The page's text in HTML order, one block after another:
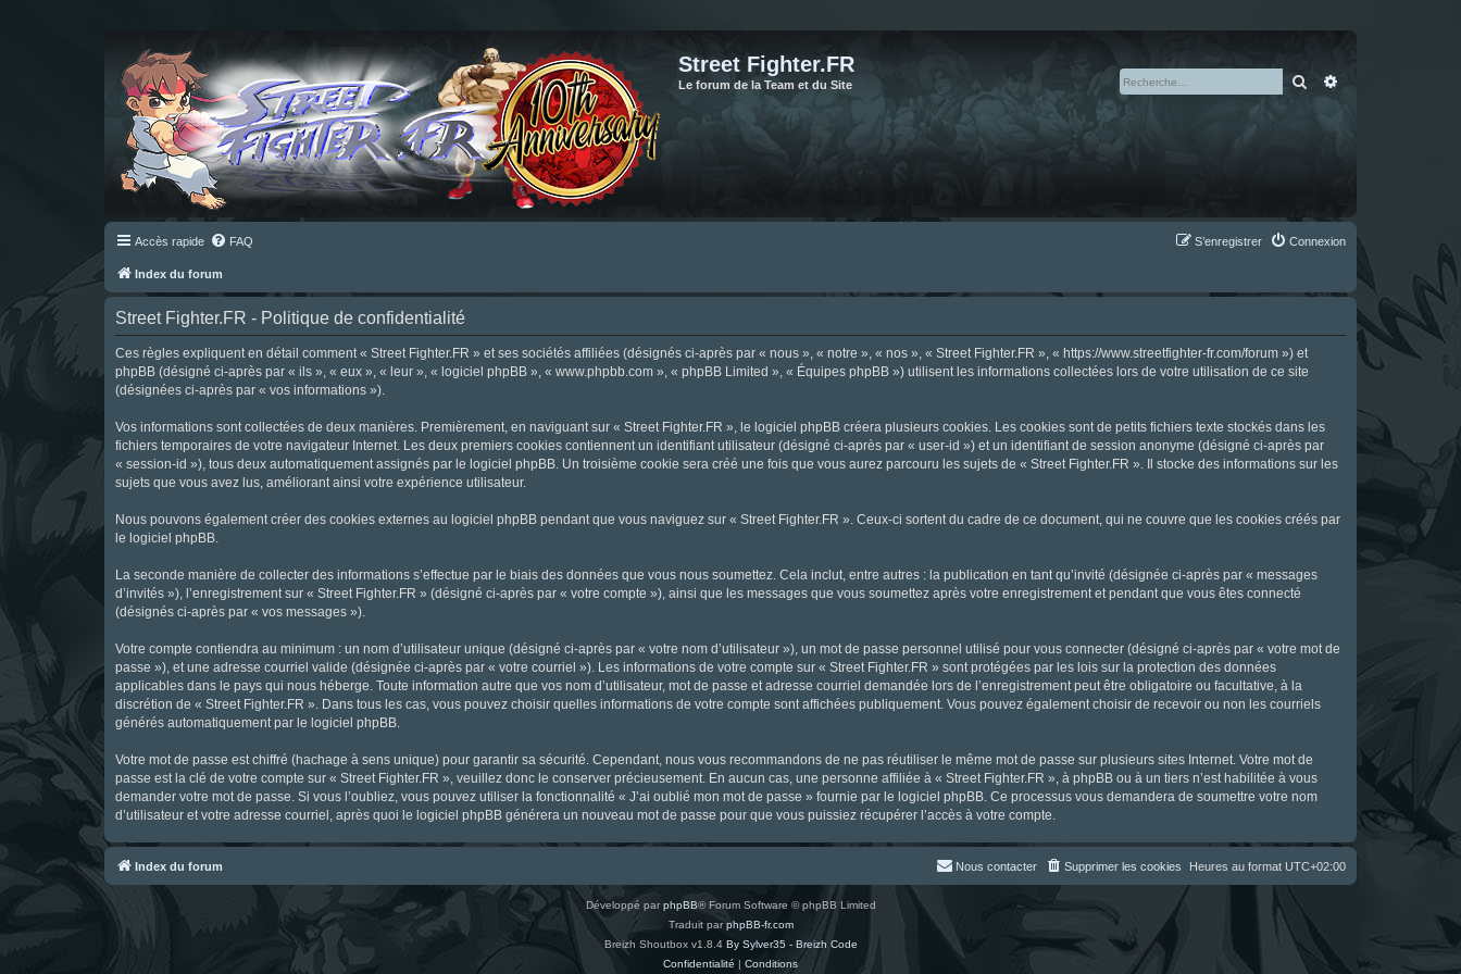
Street Fighter.FR
Le forum de la Team et du Site Rechercher
Accès rapide FAQ Connexion
S’enregistrer
Index du forum
Street Fighter.FR - Politique de confidentialité
Ces règles expliquent en détail comment « Street Fighter.FR » et ses sociétés affiliées (désignés ci-après par « nous », « notre », « nos », « Street Fighter.FR », « https://www.streetfighter-fr.com/forum ») et
phpBB (désigné ci-après par « ils », « eux », « leur », « logiciel phpBB », « www.phpbb.com », « phpBB Limited », « Équipes phpBB ») utilisent les informations collectées lors de votre utilisation de ce site
(désignées ci-après par « vos informations »).
Vos informations sont collectées de deux manières. Premièrement, en naviguant sur « Street Fighter.FR », le logiciel phpBB créera plusieurs cookies. Les cookies sont de petits fichiers texte stockés dans les
fichiers temporaires de votre navigateur Internet. Les deux premiers cookies contiennent un identifiant utilisateur (désigné ci-après par « user-id ») et un identifiant de session anonyme (désigné ci-après par
« session-id »), tous deux automatiquement assignés par le logiciel phpBB. Un troisième cookie sera créé une fois que vous aurez parcouru les sujets de « Street Fighter.FR ». Il stocke des informations sur les
sujets que vous avez lus, améliorant ainsi votre expérience utilisateur.
Nous pouvons également créer des cookies externes au logiciel phpBB pendant que vous naviguez sur « Street Fighter.FR ». Ceux-ci sortent du cadre de ce document, qui ne couvre que les cookies créés par
le logiciel phpBB.
La seconde manière de collecter des informations s’effectue par le biais des données que vous nous soumettez. Cela inclut, entre autres : la publication en tant qu’invité (désignée ci-après par « messages
d’invités »), l’enregistrement sur « Street Fighter.FR » (désigné ci-après par « votre compte »), ainsi que les messages que vous soumettez après votre enregistrement et pendant que vous êtes connecté
(désignés ci-après par « vos messages »).
Votre compte contiendra au minimum : un nom d’utilisateur unique (désigné ci-après par « votre nom d’utilisateur »), un mot de passe personnel utilisé pour vous connecter (désigné ci-après par « votre mot de
passe »), et une adresse courriel valide (désignée ci-après par « votre courriel »). Les informations de votre compte sur « Street Fighter.FR » sont protégées par les lois sur la protection des données
applicables dans le pays qui nous héberge. Toute information autre que vos nom d’utilisateur, mot de passe et adresse courriel demandée lors de l’enregistrement peut être obligatoire ou facultative, à la
discrétion de « Street Fighter.FR ». Dans tous les cas, vous pouvez choisir quelles informations de votre compte sont affichées publiquement. Vous pouvez également choisir de recevoir ou non les courriels
générés automatiquement par le logiciel phpBB.
Votre mot de passe est chiffré (hachage à sens unique) pour garantir sa sécurité. Cependant, nous vous recommandons de ne pas réutiliser le même mot de passe sur plusieurs sites Internet. Votre mot de
passe est la clé de votre compte sur « Street Fighter.FR », veuillez donc le conserver précieusement. En aucun cas, une personne affiliée à « Street Fighter.FR », à phpBB ou à un tiers n’est habilitée à vous
demander votre mot de passe. Si vous l’oubliez, vous pouvez utiliser la fonctionnalité « J’ai oublié mon mot de passe » fournie par le logiciel phpBB. Ce processus vous demandera de soumettre votre nom
d’utilisateur et votre adresse courriel, après quoi le logiciel phpBB générera un nouveau mot de passe pour que vous puissiez récupérer l’accès à votre compte.
Index du forum Heures au format UTC+02:00
Supprimer les cookies
Nous contacter
Développé parphpBB® Forum Software © phpBB Limited
Traduit parphpBB-fr.com
Breizh Shoutbox v1.8.4 By Sylver35 - Breizh Code
Confidentialité | Conditions